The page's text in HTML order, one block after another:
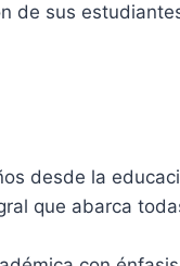
de sus
desde la
que abarca